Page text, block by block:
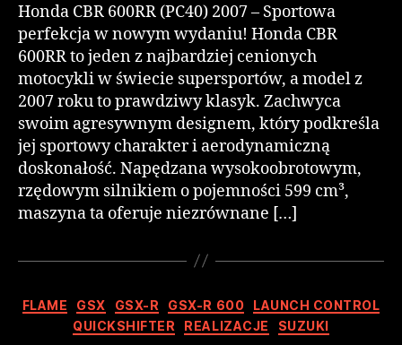
Honda CBR 600RR (PC40) 2007 – Sportowa
perfekcja w nowym wydaniu! Honda CBR
600RR to jeden z najbardziej cenionych
motocykli w świecie supersportów, a model z
2007 roku to prawdziwy klasyk. Zachwyca
swoim agresywnym designem, który podkreśla
jej sportowy charakter i aerodynamiczną
doskonałość. Napędzana wysokoobrotowym,
rzędowym silnikiem o pojemności 599 cm³,
maszyna ta oferuje niezrównane […]
FLAME GSX GSX-R GSX-R 600
LAUNCH CONTROL
QUICKSHIFTER
REALIZACJE SUZUKI